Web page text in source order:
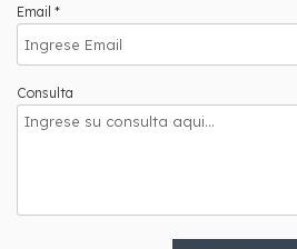
Email *
Consulta